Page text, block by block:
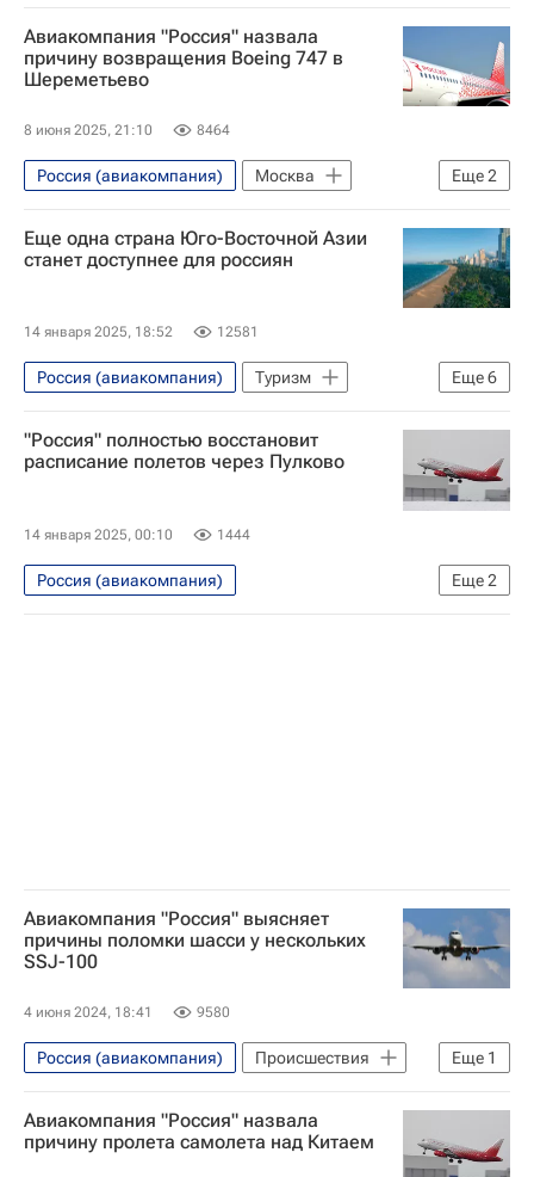
Авиакомпания "Россия" назвала
причину возвращения Boeing 747 в
Шереметьево
8 июня 2025, 21:10 8464
Еще2
Россия (авиакомпания)
Москва
Анадырь
Шереметьево (аэропорт)
Еще одна страна Юго-Восточной Азии
станет доступнее для россиян
14 января 2025, 18:52 12581
Еще6
Россия (авиакомпания)
Туризм
Туризм
Новости - Туризм
Вьетнам
Россия
куда можно лететь
"Россия" полностью восстановит
расписание полетов через Пулково
14 января 2025, 00:10 1444
Еще2
Россия (авиакомпания)
Пулково (аэропорт)
Общество
Авиакомпания "Россия" выясняет
причины поломки шасси у нескольких
SSJ-100
4 июня 2024, 18:41 9580
Еще 1
Россия (авиакомпания)
Происшествия
Sukhoi Superjet 100 (SSJ100)
Авиакомпания "Россия" назвала
причину пролета самолета над Китаем